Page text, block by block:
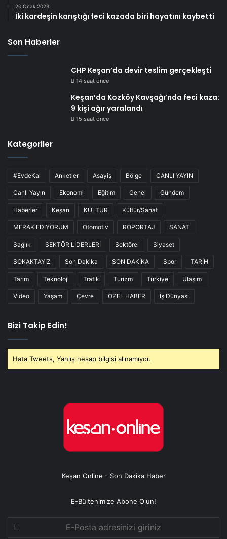
20 Ocak 2023
İki kardeşin karıştığı feci kazada biri hayatını kaybetti
Son Haberler
CHP Keşan’da devir teslim gerçekleşti
14 saat önce
Keşan’da Kozköy Kavşağı’nda feci kaza:
9 kişi ağır yaralandı
15 saat önce
Kategoriler
#EvdeKal Anketler Asayiş Bölge CANLI YAYIN
Canlı Yayın Ekonomi Eğitim Genel Gündem
Haberler Keşan KÜLTÜR Kültür/Sanat
MERAK EDİYORUM Otomotiv RÖPORTAJ SANAT
Sağlık SEKTÖR LİDERLERİ Sektörel Siyaset
SOKAKTAYIZ Son Dakika SON DAKİKA Spor TARİH
Tarım Teknoloji Trafik Turizm Türkiye Ulaşım
Video Yaşam Çevre ÖZEL HABER İş Dünyası
Bizi Takip Edin!
Hata Tweets, Yanlış hesap bilgisi alınamıyor.
Keşan Online - Son Dakika Haber
E-Bültenimize Abone Olun!
Posta